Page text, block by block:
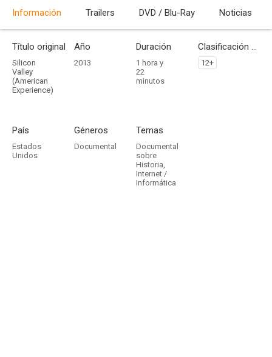
Información Trailers DVD / Blu-Ray Noticias
Título original
Silicon
Valley
(American
Experience)
Año
2013
Duración
1 hora y
22
minutos
Clasificación por edades
12+
País
Estados
Unidos
Géneros
Documental
Temas
Documental
sobre
Historia,
Internet /
Informática